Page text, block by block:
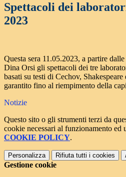
Spettacoli dei
2023
Questa sera 11.05.2023, a partire
Dina Orsi gli spettacoli dei tre
basati su testi di Cechov,
garantito fino al riempimento della
Notizie
Questo sito o gli strumenti terzi da
cookie necessari al funzionamento
COOKIE POLICY.
Personalizza Rifiuta tutti i cookies
Gestione cookie